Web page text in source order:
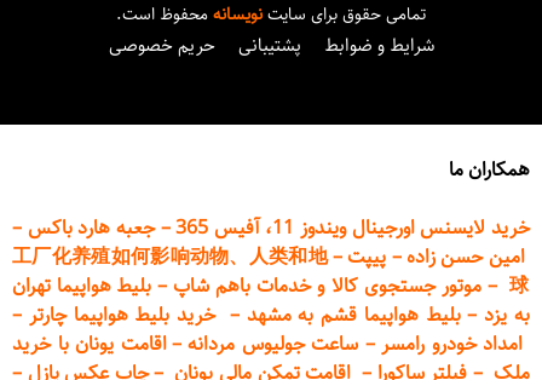
تمامی حقوق برای سایتنویسانهمحفوظ است.
شرایط و ضوابط پشتیبانی حریم خصوصی
همکاران ما
خرید لایسنس اورجینال ویندوز 11، آفیس 365
–جعبه هارد باکس –
امین حسن زاده– پیپت–
工厂化养殖如何影响动物、人类和地
球
– موتور جستجوی کالا و خدمات باهم شاپ– بلیط هواپیما تهران
به یزد–بلیط هواپیما قشم به مشهد –خرید بلیط هواپیما چارتر –
امداد خودرو رامسر– ساعت جولیوس مردانه–اقامت یونان با خرید
ملک – فیلتر ساکورا – اقامت تمکن مالی یونان –چاپ عکس پازل –